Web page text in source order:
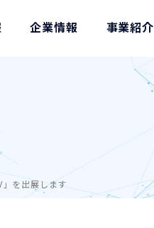
企業情報 事業紹介
」を出展します